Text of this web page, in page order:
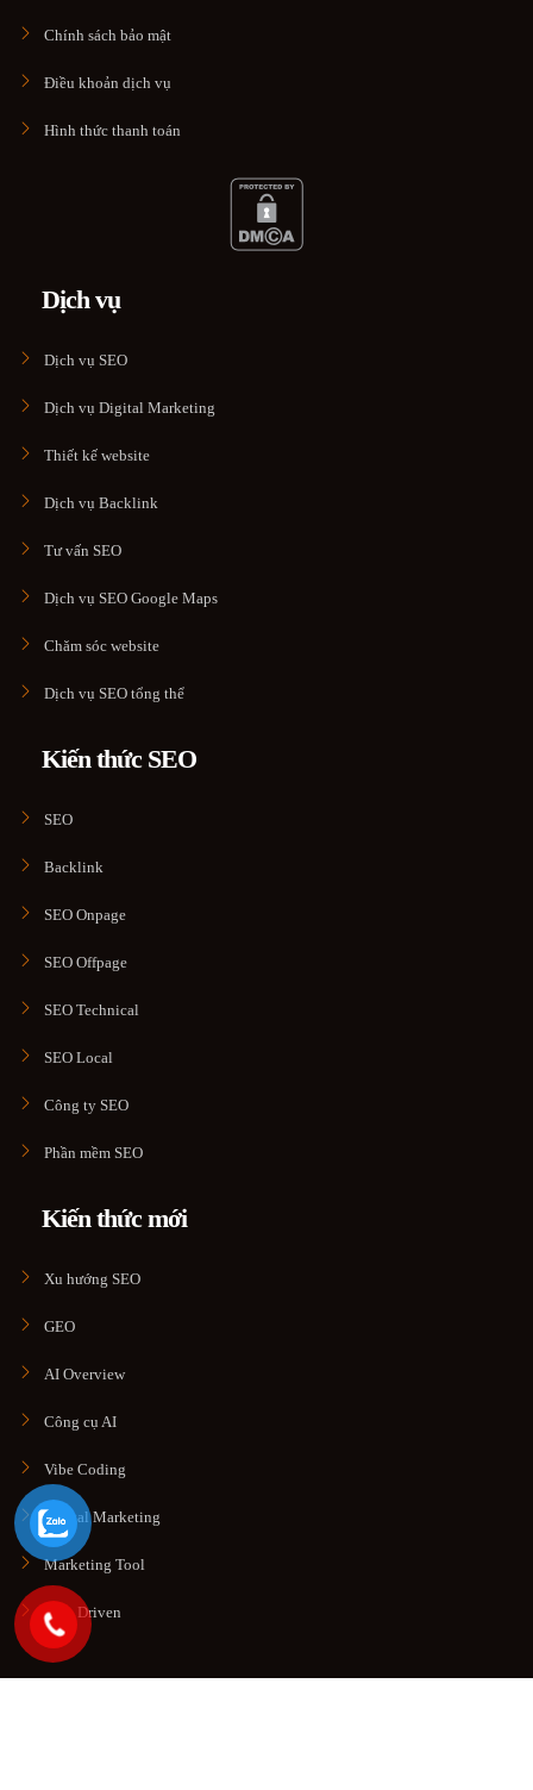
Chính sách bảo mật
Điều khoản dịch vụ
Hình thức thanh toán
Dịch vụ
Dịch vụ SEO
Dịch vụ Digital Marketing
Thiết kế website
Dịch vụ Backlink
Tư vấn SEO
Dịch vụ SEO Google Maps
Chăm sóc website
Dịch vụ SEO tổng thể
Kiến thức SEO
SEO
Backlink
SEO Onpage
SEO Offpage
SEO Technical
SEO Local
Công ty SEO
Phần mềm SEO
Kiến thức mới
Xu hướng SEO
GEO
AI Overview
Công cụ AI
Vibe Coding
Digital Marketing
Marketing Tool
Data Driven